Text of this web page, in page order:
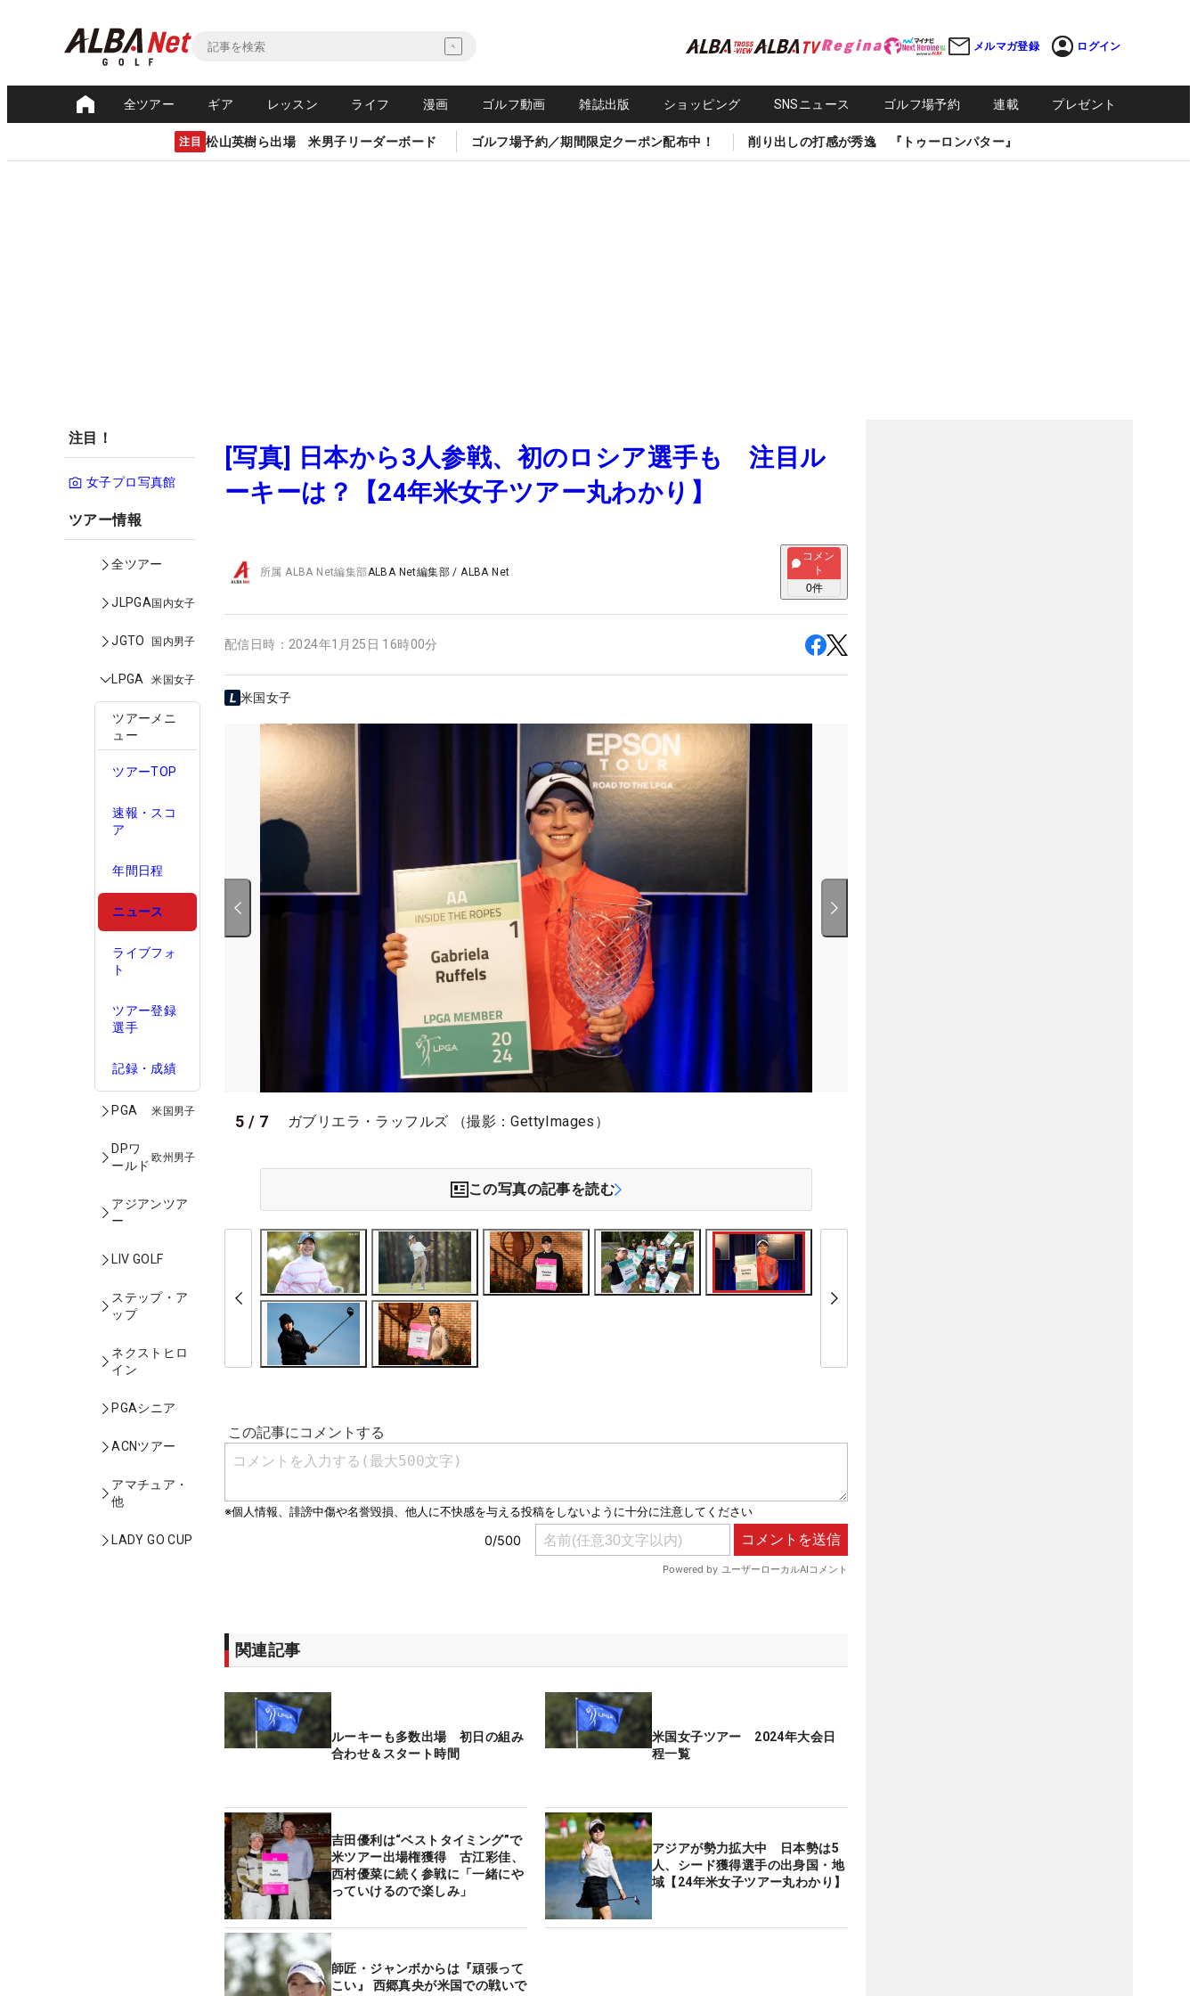
メルマガ登録 ログイン
全ツアー ギア レッスン ライフ 漫画 ゴルフ動画 雑誌出版 ショッピング SNSニュース ゴルフ場予約 連載 プレゼント
注目 松山英樹ら出場 米男子リーダーボード ゴルフ場予約／期間限定クーポン配布中！ 削り出しの打感が秀逸 『トゥーロンパター』
注目！
女子プロ写真館
ツアー情報
全ツアー
JLPGA国内女子
JGTO 国内男子
LPGA 米国女子
ツアーメニ
ュー
ツアーTOP
速報・スコ
ア
年間日程
ニュース
ライブフォ
ト
ツアー登録
選手
記録・成績
PGA 米国男子
DPワ
ールド
欧州男子
アジアンツア
ー
LIV GOLF
ステップ・ア
ップ
ネクストヒロ
イン
PGAシニア
ACNツアー
アマチュア・
他
LADY GO CUP
[写真] 日本から3人参戦、初のロシア選手も 注目ル
ーキーは？【24年米女子ツアー丸わかり】
所属ALBA Net編集部ALBA Net編集部 /ALBA Net
コメン
ト
0件
配信日時： 2024年1月25日 16時00分
米国女子
5 / 7 ガブリエラ・ラッフルズ （撮影：GettyImages）
この写真の記事を読む
関連記事
ルーキーも多数出場 初日の組み
合わせ＆スタート時間
米国女子ツアー 2024年大会日
程一覧
吉田優利は“ベストタイミング”で
米ツアー出場権獲得 古江彩佳、
西村優菜に続く参戦に「一緒にや
っていけるので楽しみ」
アジアが勢力拡大中 日本勢は5
人、シード獲得選手の出身国・地
域【24年米女子ツアー丸わかり】
師匠・ジャンボからは『頑張って
こい』 西郷真央が米国での戦いで